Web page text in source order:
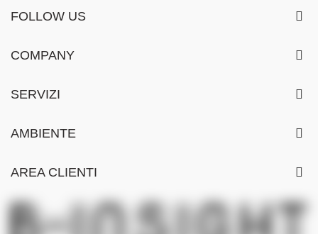
FOLLOW US
COMPANY
SERVIZI
AMBIENTE
AREA CLIENTI